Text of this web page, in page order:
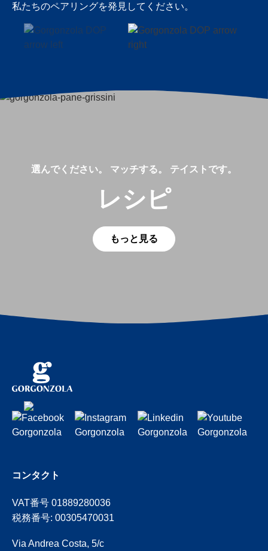
私たちのペアリングを発見してください。
選んでください。 マッチする。 テイストです。
レシピ
もっと見る
コンタクト
VAT番号 01889280036
税務番号: 00305470031
Via Andrea Costa, 5/c